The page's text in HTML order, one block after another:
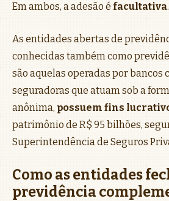
Em ambos, a adesão é facultativa.
As entidades abertas de
conhecidas também como
são aquelas operadas por bancos
seguradoras que atuam sob a
anônima, possuem fins
patrimônio de R$ 95 bilhões,
Superintendência de Seguros
Como as entidades
previdência